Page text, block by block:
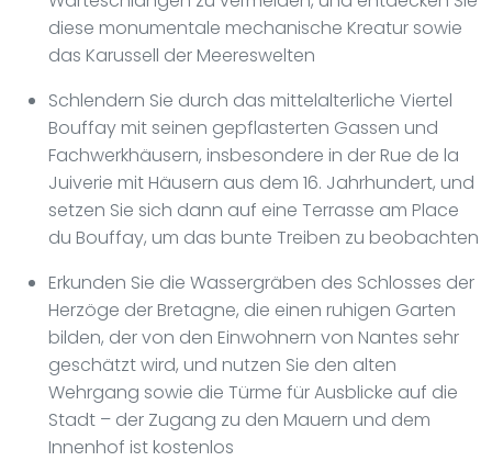
diese monumentale mechanische Kreatur sowie
das Karussell der Meereswelten
Schlendern Sie durch das mittelalterliche Viertel
Bouffay mit seinen gepflasterten Gassen und
Fachwerkhäusern, insbesondere in der Rue de la
Juiverie mit Häusern aus dem 16. Jahrhundert, und
setzen Sie sich dann auf eine Terrasse am Place
du Bouffay, um das bunte Treiben zu beobachten
Erkunden Sie die Wassergräben des Schlosses der
Herzöge der Bretagne, die einen ruhigen Garten
bilden, der von den Einwohnern von Nantes sehr
geschätzt wird, und nutzen Sie den alten
Wehrgang sowie die Türme für Ausblicke auf die
Stadt – der Zugang zu den Mauern und dem
Innenhof ist kostenlos